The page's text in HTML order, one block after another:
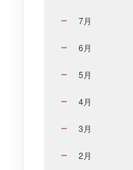
7月
6月
5月
4月
3月
2月